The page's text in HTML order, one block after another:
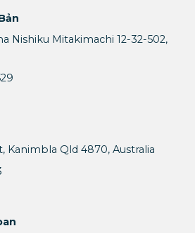
Nishiku Mitakimachi 12-32-502,
Kanimbla Qld 4870, Australia